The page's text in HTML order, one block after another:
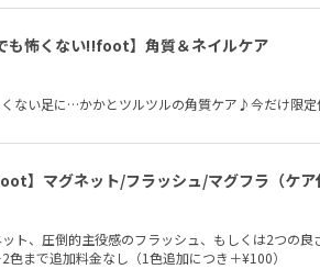
も怖くない‼︎foot】角質＆ネイルケア
くない足に…かかとツルツルの角質ケア♪今だけ限
】マグネット/フラッシュ/マグフラ（ケア
ト、圧倒的主役感のフラッシュ、もしくは2つの
まで追加料金なし（1色追加につき＋¥100）